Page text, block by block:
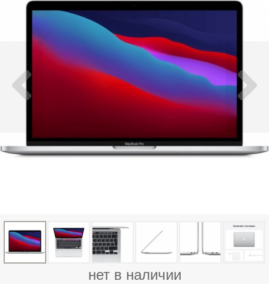
нет в наличии